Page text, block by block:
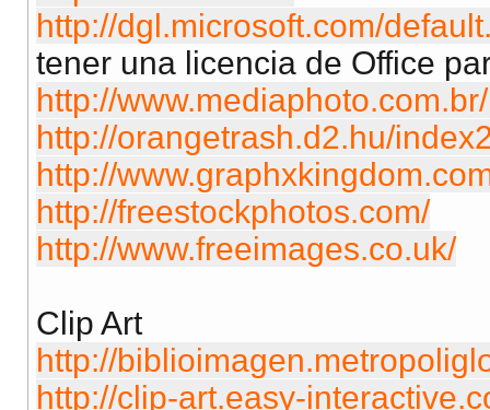
http://dgl.microsoft.com/
tener una licencia de Office
http://
http://orangetrash.d2.hu/
http://
http://freestockphotos.com/
http://www.freeimages.co.uk/
Clip Art
http://
http://clip-art.easy-